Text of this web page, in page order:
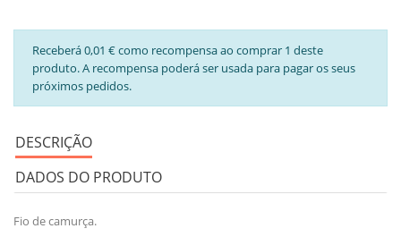
Receberá 0,01 € como recompensa ao comprar 1 deste
produto. A recompensa poderá ser usada para pagar os seus
próximos pedidos.
DESCRIÇÃO
DADOS DO PRODUTO
Fio de camurça.